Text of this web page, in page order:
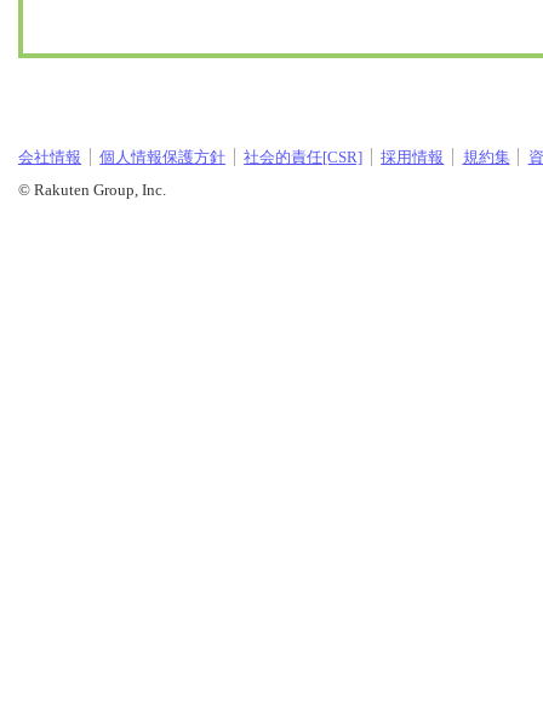
会社情報 個人情報保護方針 社会的責任[CSR] 採用情報 規約集
© Rakuten Group, Inc.